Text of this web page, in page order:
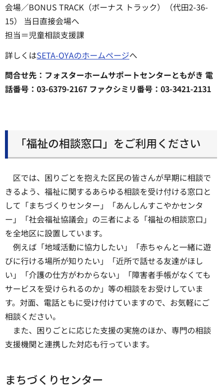
会場／BONUS TRACK（ボーナス トラック）（代田2-36-
15） 当日直接会場へ
担当＝児童相談支援課
詳しくはSETA-OYAのホームページへ
問合せ先：フォスターホームサポートセンターともがき 電
話番号：03-6379-2167 ファクシミリ番号：03-3421-2131
「福祉の相談窓口」をご利用ください
区では、困りごとを抱えた区民の皆さんが早期に相談で
きるよう、福祉に関するあらゆる相談を受け付ける窓口と
して「まちづくりセンター」「あんしんすこやかセンタ
ー」「社会福祉協議会」の三者による「福祉の相談窓口」
を全地区に設置しています。
例えば「地域活動に協力したい」「赤ちゃんと一緒に遊
びに行ける場所が知りたい」「近所で話せる友達がほし
い」「介護の仕方がわからない」「障害者手帳がなくても
サービスを受けられるのか」等の相談をお受けしていま
す。対面、電話ともに受け付けていますので、お気軽にご
相談ください。
また、困りごとに応じた支援の実施のほか、専門の相談
支援機関と連携した対応も行っています。
まちづくりセンター